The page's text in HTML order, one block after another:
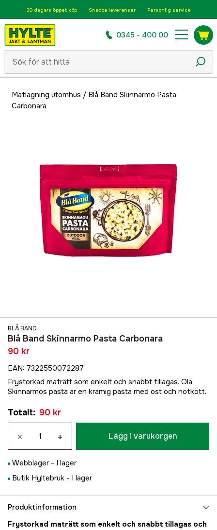
30 dagars öppet köp Snabba leveranser Personlig service
0345 - 400 00
Matlagning utomhus / Blå Band Skinnarmo Pasta
Carbonara
BLÅ BAND
Blå Band Skinnarmo Pasta Carbonara
90 kr
EAN: 7322550072287
Frystorkad maträtt som enkelt och snabbt tillagas. Ola
Skinnarmos pasta är en krämig pasta med ost och nötkött.
Totalt: 90 kr
× + Lägg i varukorgen
Webblager - I lager
Butik Hyltebruk - I lager
Produktinformation
Frystorkad maträtt som enkelt och snabbt tillagas och